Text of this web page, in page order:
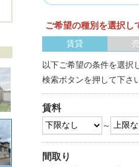
ご希望の種別を選択し
賃貸
以下ご希望の条件を選択
検索ボタンを押して下さ
賃料
～
間取り